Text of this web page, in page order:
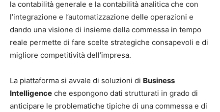
la contabilità generale e la contabilità analitica che con
l’integrazione e l’automatizzazione delle operazioni e
dando una visione di insieme della commessa in tempo
reale permette di fare scelte strategiche consapevoli e di
migliore competitività dell’impresa.
La piattaforma si avvale di soluzioni di Business
Intelligence che espongono dati strutturati in grado di
anticipare le problematiche tipiche di una commessa e di